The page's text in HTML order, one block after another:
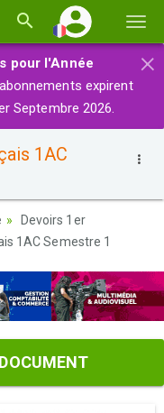
la×
pour l'Année
expirent
Septembre 2026.
1AC
Devoirs 1er
1AC Semestre 1